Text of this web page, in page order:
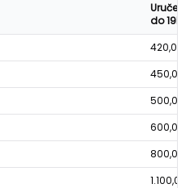
Uručenje
do 19h
420,00
450,00
500,00
600,00
800,00
1.100,00